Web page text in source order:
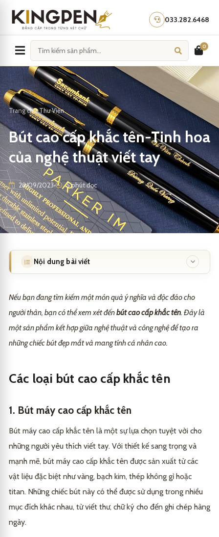
content
033.282.6468
0
Trang chủ Thư Viện
Bút cao cấp khắc tên-Tinh hoa
của nghệ thuật viết tay
28/09/2023 5 phút đọc
Nội dung bài viết
1. Bút máy cao cấp khắc tên
1.2 2. Bút dạ quang khắc tên
1.3 3. Bút mực khắc tên
3 Lời khuyên khi mua bút cao cấp khắc tên
Các câu hỏi thường gặp
4.1 Bút cao cấp khắc tên có thể khắc ở đâu?
Bút cao cấp khắc tên có thể là một món quà ý nghĩa
cho người thân?
4.3 Có bao nhiêu loại bút cao cấp khắc tên?
5 Kết luận
Nếu bạn đang tìm kiếm một món quà ý nghĩa và độc đáo cho
người thân, bạn có thể xem xét đếnbút cao cấp khắc tên. Đây là
một sản phẩm kết hợp giữa nghệ thuật và công nghệ để tạo ra
những chiếc bút đẹp mắt và mang tính cá nhân cao.
Các loại bút cao cấp khắc tên
1. Bút máy cao cấp khắc tên
Bút máy cao cấp khắc tên là một sự lựa chọn tuyệt vời cho
những người yêu thích viết tay. Với thiết kế sang trọng và
mạnh mẽ, bút máy cao cấp khắc tên được sản xuất từ các
vật liệu đặc biệt như vàng, bạch kim, thép không gỉ hoặc
titan. Những chiếc bút này có thể được sử dụng trong nhiều
mục đích khác nhau, từ viết thư, chữ ký cho đến ghi chép hàng
ngày.